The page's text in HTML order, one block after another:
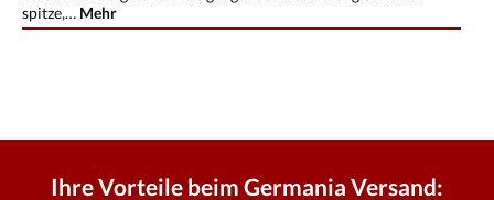
spitze,… Mehr
Ihre Vorteile beim Germania Versand: